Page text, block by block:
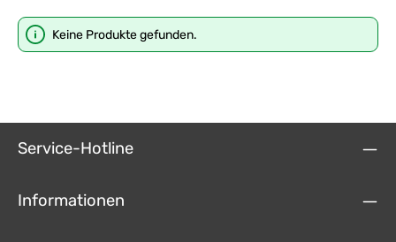
Keine Produkte gefunden.
Service-Hotline
Informationen